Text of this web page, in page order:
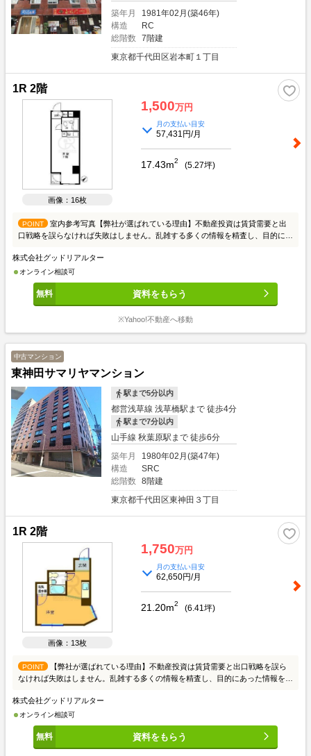
築年月
1981年02月(築46年)
構造
RC
総階数
7階建
東京都千代田区岩本町１丁目
1R 2階
画像：16枚
1,500万円
月の支払い目安
57,431円/月
17.43m2 (5.27坪)
POINT
室内参考写真【弊社が選ばれている理由】不動産投資は賃貸需要と出
口戦略を誤らなければ失敗はしません。乱雑する多くの情報を精査し、目的にあ
き、成功例と失敗例をご説明いたします。投資家の方々には、お手間かからない
ようスムーズな取引を心がけております。皆様からのご連絡こころよりお待ちし
ております。≪物件の質と量≫東京23区を中心に賃貸需要を考え収益性が高い
物件を取り扱っております。個人、法人、不動産会社から多くの情報を収集し、
ご希望にお応えできる物件をピックアップしております。≪スタッフ≫入居者の
目線からどのような物件が良いかという判断をしております。業界20年の経験
利1.6％～ご紹介可能でございます。但し、フルローンや低金利には取扱いでき
る物件指定があるため出口リスクもございます。どのファイナンスやプランが良
いか、ご相談していきましょう。レバレッジのメリット、デメリットもご参考く
ださい。≪賃貸管理≫購入後の不動産運用について、お任せください。良質な費
用面とサービスの質で好評頂いております。ご不安ある空室対策も、自信ある賃
貸仲介ネットワークで早期解決をしております。お気軽に詳細などご相談下さ
い。≪ご相談方法≫スタッフとの商談は、まずお客様のご要望や希望、不安や問
題をお聞かせいただき、必要な不動産情報と投資についてご説明いたします。そ
して、お客様の抱える不安や問題が不動産で解決できるかご一緒にご相談させて
ください。購入については、問題が解決してから進めてまいりましょう。ご相談
場所は、弊社でも外でも可能です。 オンラインを希望の方もお気軽にお問合せ
株式会社グッドリアルター
オンライン相談可
資料をもらう
※Yahoo!不動産へ移動
中古マンション
東神田サマリヤマンション
駅まで5分以内
都営浅草線 浅草橋駅まで 徒歩4分
駅まで7分以内
山手線 秋葉原駅まで 徒歩6分
築年月
1980年02月(築47年)
構造
SRC
総階数
8階建
東京都千代田区東神田３丁目
1R 2階
画像：13枚
1,750万円
月の支払い目安
62,650円/月
21.20m2 (6.41坪)
POINT
【弊社が選ばれている理由】不動産投資は賃貸需要と出口戦略を誤ら
なければ失敗はしません。乱雑する多くの情報を精査し、目的にあった情報を提
失敗例をご説明いたします。投資家の方々には、お手間かからないようスムーズ
な取引を心がけております。皆様からのご連絡こころよりお待ちしております。
≪物件の質と量≫東京23区を中心に賃貸需要を考え収益性が高い物件を取り扱
っております。個人、法人、不動産会社から多くの情報を収集し、ご希望にお応
えできる物件をピックアップしております。≪スタッフ≫入居者の目線からどの
株式会社グッドリアルター
オンライン相談可
資料をもらう